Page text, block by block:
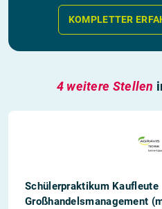
KOMPLETTER
4 weitere Stellen
Schülerpraktikum Kaufleute
Großhandelsmanagement